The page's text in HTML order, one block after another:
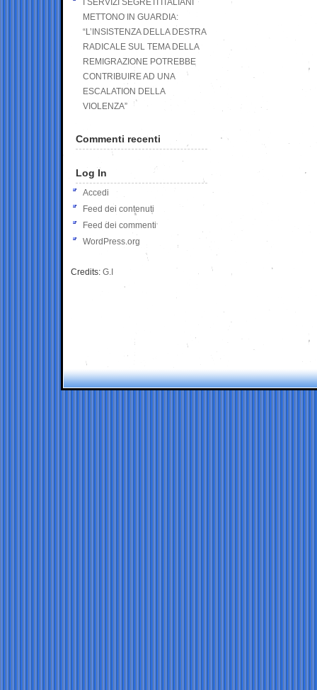
I SERVIZI SEGRETI ITALIANI
METTONO IN GUARDIA:
“L’INSISTENZA DELLA DESTRA
RADICALE SUL TEMA DELLA
REMIGRAZIONE POTREBBE
CONTRIBUIRE AD UNA
ESCALATION DELLA
VIOLENZA”
Commenti recenti
Log In
Accedi
Feed dei contenuti
Feed dei commenti
WordPress.org
Credits: G.I